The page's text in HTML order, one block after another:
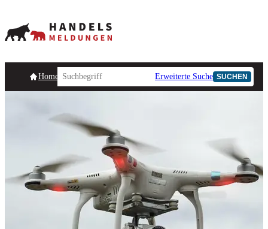
HomepageHandelsmeldungen Ad-Hoc-Meldungen
Erweiterte Suche SUCHEN